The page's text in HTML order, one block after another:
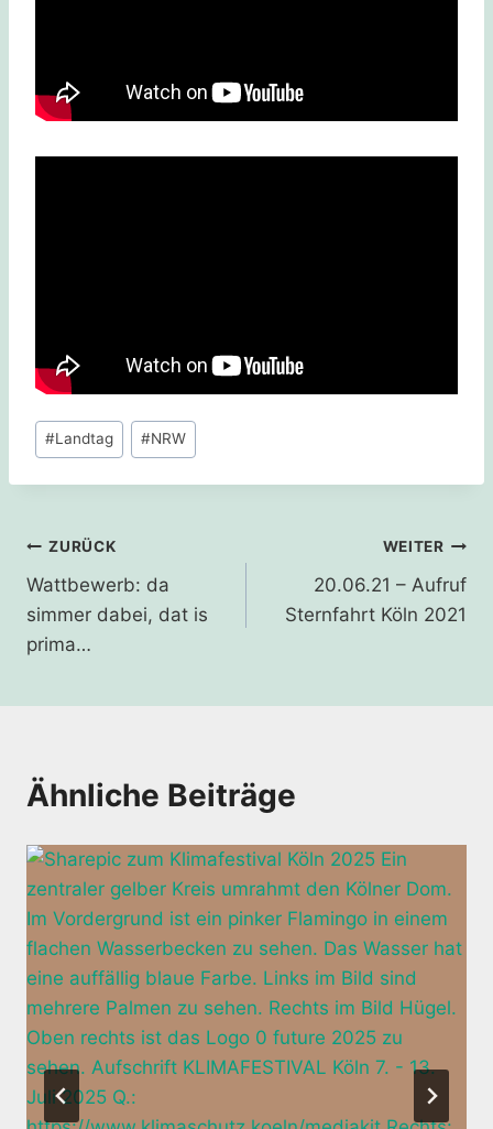
Schlagworte:
#Landtag #NRW
Beitragsnavigation
ZURÜCK
Wattbewerb: da
simmer dabei, dat is
prima…
WEITER
20.06.21 – Aufruf
Sternfahrt Köln 2021
Ähnliche Beiträge